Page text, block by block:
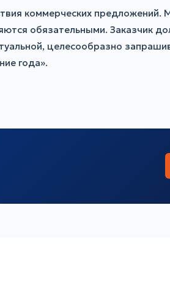
коммерческих предложений.
обязательными. Заказчик
целесообразно
года».